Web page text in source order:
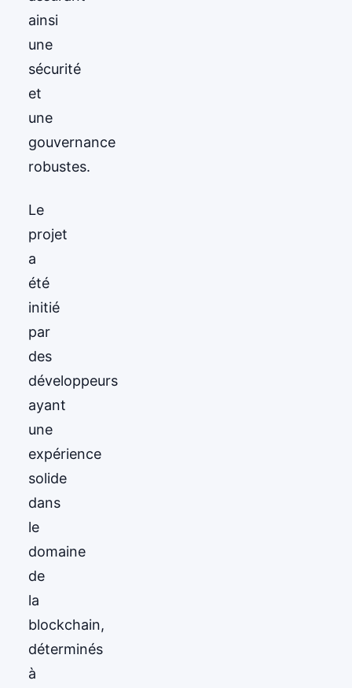
ainsi
une
sécurité
et
une
gouvernance
robustes.
Le
projet
a
été
initié
par
des
développeurs
ayant
une
expérience
solide
dans
le
domaine
de
la
blockchain,
déterminés
à